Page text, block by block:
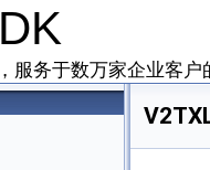
服务于数万家企业客